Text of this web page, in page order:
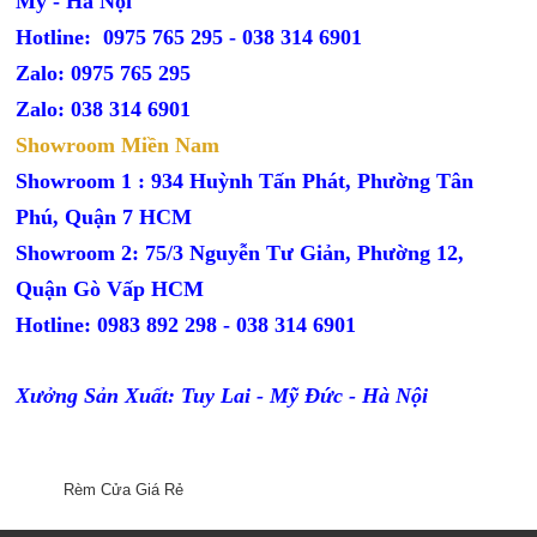
Hotline: 0975 765 295 -038 314 6901
Zalo: 0975 765 295
Zalo: 038 314 6901
Showroom Miền Nam
Showroom 1 : 934 Huỳnh Tấn Phát, Phường Tân
Phú, Quận 7 HCM
Showroom 2: 75/3 Nguyễn Tư Giản, Phường 12,
Quận Gò Vấp HCM
Hotline: 0983 892 298 - 038 314 6901
Xưởng Sản Xuất: Tuy Lai - Mỹ Đức - Hà Nội
Rèm Cửa Giá Rẻ